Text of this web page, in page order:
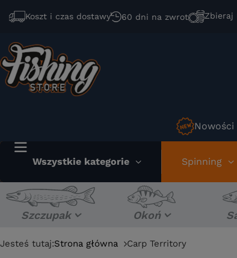
Koszt i czas dostawy 60 dni na zwrot Zbieraj
Nowości
Wszystkie kategorie Spinning
Szczupak Okoń
Jesteś tutaj:Strona główna Carp Territory